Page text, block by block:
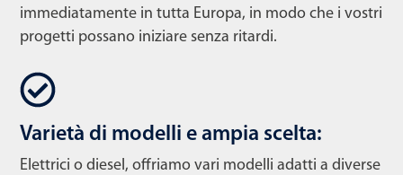
immediatamente in tutta Europa, in modo che i vostri
progetti possano iniziare senza ritardi.
Varietà di modelli e ampia scelta:
Elettrici o diesel, offriamo vari modelli adatti a diverse